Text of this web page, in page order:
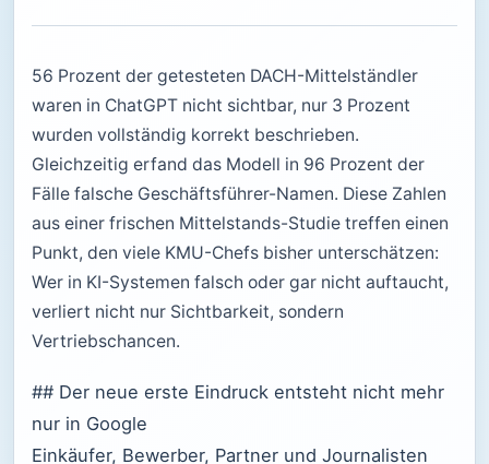
56 Prozent der getesteten DACH-Mittelständler
waren in ChatGPT nicht sichtbar, nur 3 Prozent
wurden vollständig korrekt beschrieben.
Gleichzeitig erfand das Modell in 96 Prozent der
Fälle falsche Geschäftsführer-Namen. Diese Zahlen
aus einer frischen Mittelstands-Studie treffen einen
Punkt, den viele KMU-Chefs bisher unterschätzen:
Wer in KI-Systemen falsch oder gar nicht auftaucht,
verliert nicht nur Sichtbarkeit, sondern
Vertriebschancen.
## Der neue erste Eindruck entsteht nicht mehr
nur in Google
Einkäufer, Bewerber, Partner und Journalisten